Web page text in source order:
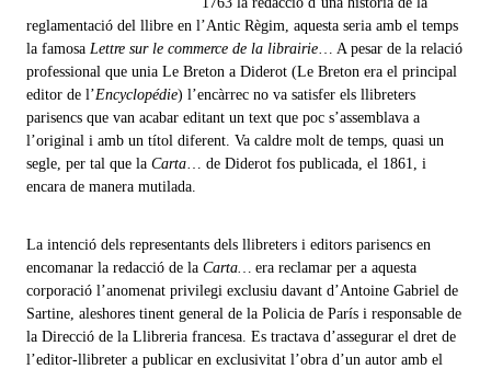
reglamentació del llibre en l’Antic Règim, aquesta seria amb el temps
la famosa Lettre sur le commerce de la librairie … A pesar de la relació
professional que unia Le Breton a Diderot (Le Breton era el principal
editor de l’Encyclopédie) l’encàrrec no va satisfer els llibreters
parisencs que van acabar editant un text que poc s’assemblava a
l’original i amb un títol diferent. Va caldre molt de temps, quasi un
segle, per tal que la Carta … de Diderot fos publicada, el 1861, i
encara de manera mutilada.
La intenció dels representants dels llibreters i editors parisencs en
encomanar la redacció de la Carta…
era reclamar per a aquesta
corporació l’anomenat privilegi exclusiu davant d’Antoine Gabriel de
Sartine, aleshores tinent general de la Policia de París i responsable de
la Direcció de la Llibreria francesa. Es tractava d’assegurar el dret de
l’editor-llibreter a publicar en exclusivitat l’obra d’un autor amb el